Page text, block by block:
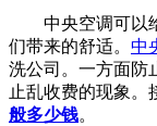
中央空调可以给
们带来的舒适。 中
洗公司。一方面防
止乱收费的现象。
般多少钱。